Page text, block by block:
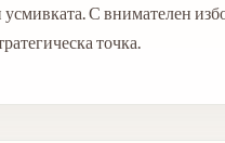
усмивката. С внимателен
точка.